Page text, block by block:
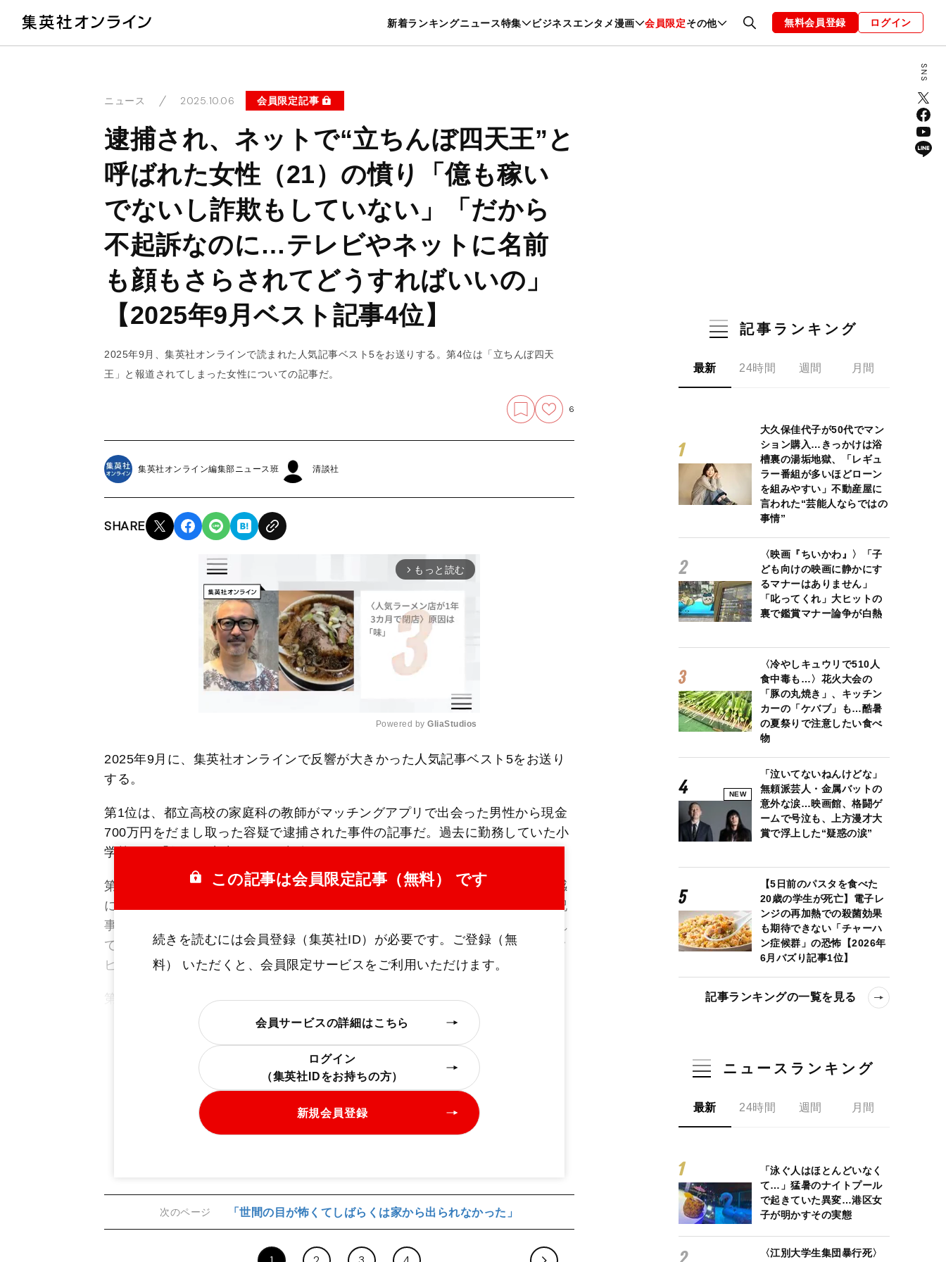
新着ランキングニュース特集 ビジネスエンタメ漫画 会員限定その他
暮らし スポーツ ヘルスケア 美容 グルメ ファッション 恋愛・結婚 編集部 お知らせ
無料会員登録 ログイン
ニュース 2025.10.06 会員限定記事
逮捕され、ネットで“立ちんぼ四天王”と
呼ばれた女性（21）の憤り「億も稼い
でないし詐欺もしていない」「だから
不起訴なのに…テレビやネットに名前
も顔もさらされてどうすればいいの」
【2025年9月ベスト記事4位】
2025年9月、集英社オンラインで読まれた人気記事ベスト5をお送りする。第4位は「立ちんぼ四天
王」と報道されてしまった女性についての記事だ。
6
集英社オンライン編集部ニュース班 清談社
SHARE
arrow_forward_ios もっと読む
M
e
Powered by GliaStudios
2025年9月に、集英社オンラインで反響が大きかった人気記事ベスト5をお送り
する。
第1位は、都立高校の家庭科の教師がマッチングアプリで出会った男性から現金
700万円をだまし取った容疑で逮捕された事件の記事だ。過去に勤務していた小
学校では「優しい先生」として認知されていたという。
第2位は、被害が相次ぐクマ襲撃の記事。実際に襲われた猟師の実体験は臨場感
にあふれ、話題となった。第3位は沖縄のホテルでシェフが刺殺された事件の記
事、第4位は逮捕時に「立ちんぼ四天王」と呼ばれメディアに顔写真をさらされ
てしまった女性のインタビュー記事、第5位は元猿岩石・森脇和成さんのインタ
ビュー記事だ。
第1～5位のランキングは以下の通り。
この記事は会員限定記事（無料） です
続きを読むには会員登録（集英社ID）が必要です。ご登録（無
料） いただくと、会員限定サービスをご利用いただけます。
会員サービスの詳細はこちら
ログイン
（集英社IDをお持ちの方）
新規会員登録
次のページ 「世間の目が怖くてしばらくは家から出られなかった」
記事ランキング
最新 24時間 週間 月間
大久保佳代子が50代でマン
ション購入…きっかけは浴
槽裏の湯垢地獄、「レギュ
ラー番組が多いほどローン
を組みやすい」不動産屋に
言われた“芸能人ならではの
事情”
〈映画『ちいかわ』〉「子
ども向けの映画に静かにす
るマナーはありません」
「叱ってくれ」大ヒットの
裏で鑑賞マナー論争が白熱
〈冷やしキュウリで510人
食中毒も…〉花火大会の
「豚の丸焼き」、キッチン
カーの「ケバブ」も…酷暑
の夏祭りで注意したい食べ
物
NEW
「泣いてないねんけどな」
無頼派芸人・金属バットの
意外な涙…映画館、格闘ゲ
ームで号泣も、上方漫才大
賞で浮上した“疑惑の涙”
【5日前のパスタを食べた
20歳の学生が死亡】電子レ
ンジの再加熱での殺菌効果
も期待できない「チャーハ
ン症候群」の恐怖【2026年
6月バズり記事1位】
記事ランキングの一覧を見る
ニュースランキング
最新 24時間 週間 月間
「泳ぐ人はほとんどいなく
て…」猛暑のナイトプール
で起きていた異変…港区女
子が明かすその実態
〈江別大学生集団暴行死〉